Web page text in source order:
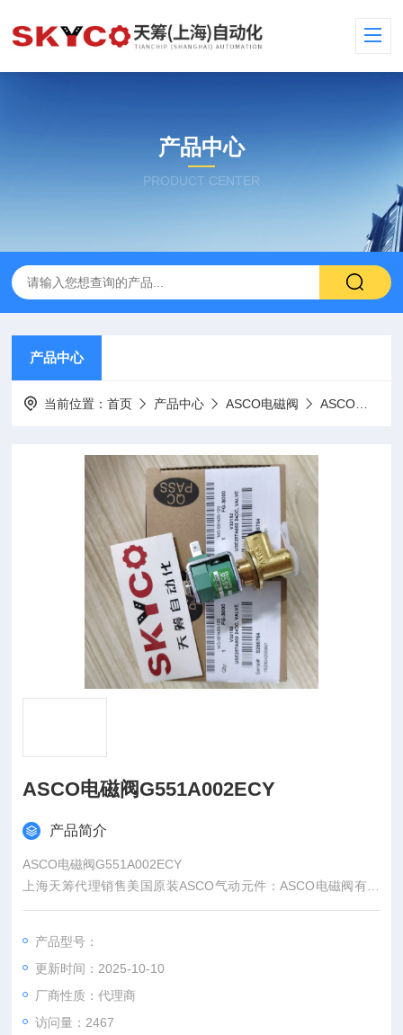
产品中心
PRODUCT CENTER
产品中心
当前位置：首页 产品中心 ASCO电磁阀 ASCO
ASCO电磁阀G551A002ECY
产品简介
ASCO电磁阀G551A002ECY
上海天筹代理销售美国原装ASCO气动元件：ASCO电磁阀有以
下类别：普通型、防爆型、手动复位、本安型、滑动型、长寿
务！
产品型号：
更新时间：2025-10-10
厂商性质：代理商
访问量：2467